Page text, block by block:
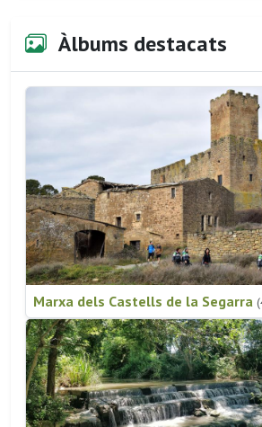
Àlbums destacats
Marxa dels Castells de la Segarra